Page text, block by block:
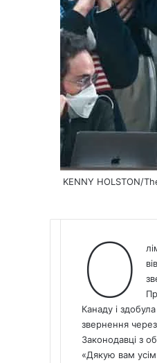
KENNY HOLSTON/
О
Канаду і
звернення
Законодавці з
«Дякую вам